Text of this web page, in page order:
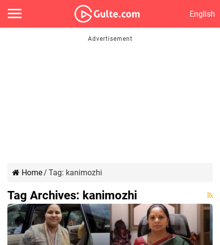
English
Home/ Tag: kanimozhi
Tag Archives: kanimozhi